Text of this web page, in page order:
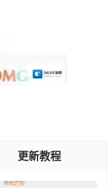
更新教程